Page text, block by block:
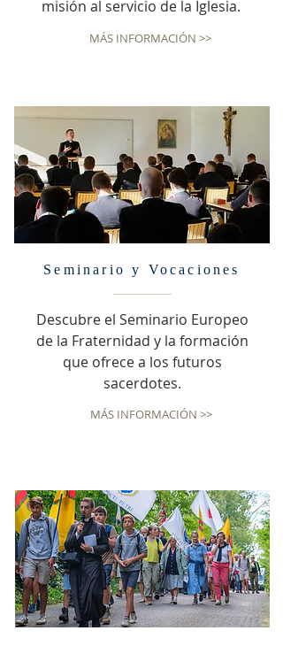
misión al servicio de la Iglesia.
MÁS INFORMACIÓN >>
Seminario y Vocaciones
Descubre el Seminario Europeo
de la Fraternidad y la formación
que ofrece a los futuros
sacerdotes.
MÁS INFORMACIÓN >>